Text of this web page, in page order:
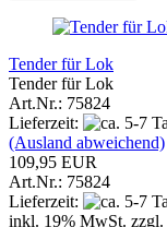
Tender für Lok
Tender für Lok
Art.Nr.: 75824
Lieferzeit:
(Ausland abweichend)
109,95 EUR
Art.Nr.: 75824
Lieferzeit:
inkl. 19% MwSt. zzgl.